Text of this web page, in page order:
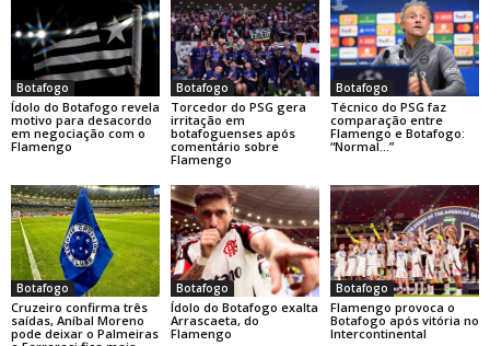
Botafogo
Ídolo do Botafogo revela
motivo para desacordo
em negociação com o
Flamengo
Botafogo
Torcedor do PSG gera
irritação em
botafoguenses após
comentário sobre
Flamengo
Botafogo
Técnico do PSG faz
comparação entre
Flamengo e Botafogo:
“Normal…”
Botafogo
Cruzeiro confirma três
saídas, Aníbal Moreno
pode deixar o Palmeiras
Botafogo
Ídolo do Botafogo exalta
Arrascaeta, do
Flamengo
Botafogo
Flamengo provoca o
Botafogo após vitória no
Intercontinental